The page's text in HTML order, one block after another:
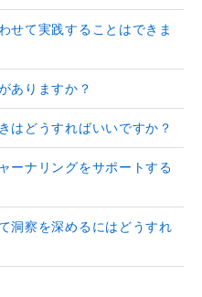
せて実践することはできま
ありますか？
はどうすればいいですか？
ーナリングをサポートする
洞察を深めるにはどうすれ